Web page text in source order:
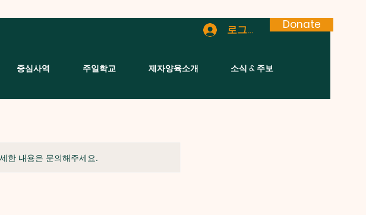
로그인 Donate
중심사역 주일학교 제자양육소개 소식 & 주보
한 내용은 문의해주세요.